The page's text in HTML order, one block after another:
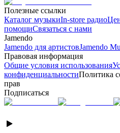
Полезные ссылки
Каталог музыкиIn-store радио
помощиСвязаться с нами
Jamendo
Jamendo для артистовJamendo
Правовая информация
Общие условия использования
конфиденциальностиПолитика
прав
Подписаться